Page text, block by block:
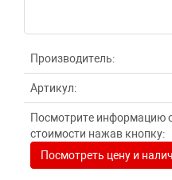
Производитель:
Артикул:
Посмотрите информацию
стоимости нажав кнопку:
Посмотреть цену и